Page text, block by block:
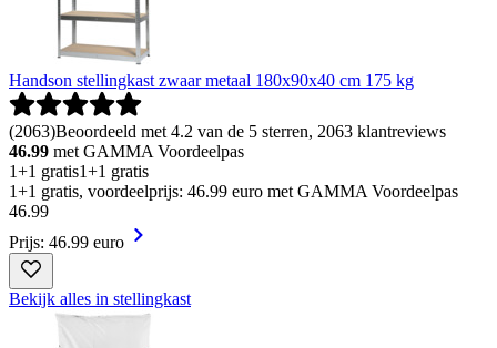
Handson stellingkast zwaar metaal 180x90x40 cm 175 kg
(2063)Beoordeeld met 4.2 van de 5 sterren, 2063 klantreviews
46.99 met GAMMA Voordeelpas
1+1 gratis1+1 gratis
1+1 gratis, voordeelprijs: 46.99 euro met GAMMA Voordeelpas
46.99
Prijs: 46.99 euro
Bekijk alles in stellingkast